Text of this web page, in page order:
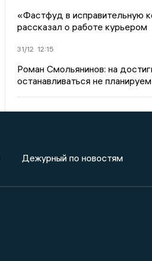
«Фастфуд в исправительную
рассказал о работе курьером
31/12 12:15
Роман Смольянинов: на
останавливаться не планируем
Дежурный по новостям